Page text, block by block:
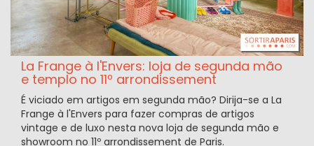
La Frange à l'Envers: loja de segunda mão
e templo no 11º arrondissement
É viciado em artigos em segunda mão? Dirija-se a La
Frange à l'Envers para fazer compras de artigos
vintage e de luxo nesta nova loja de segunda mão e
showroom no 11º arrondissement de Paris.